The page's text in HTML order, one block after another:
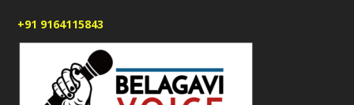
+91 9164115843